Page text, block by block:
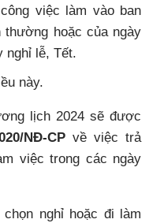
việc làm vào ban
thường hoặc của ngày
nghỉ lễ, Tết.
này.
lịch 2024 sẽ được
NĐ-CP về việc trả
việc trong các ngày
nghỉ hoặc đi làm